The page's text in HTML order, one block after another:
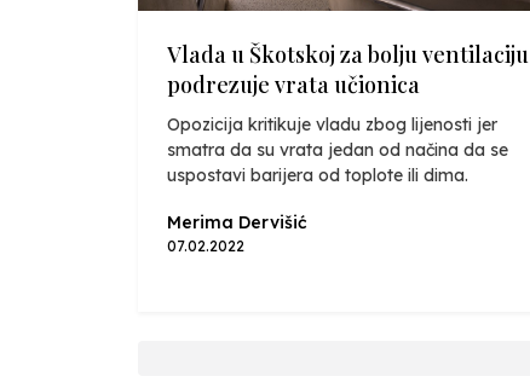
Vlada u Škotskoj za bolju ventilaciju
podrezuje vrata učionica
Opozicija kritikuje vladu zbog lijenosti jer
smatra da su vrata jedan od načina da se
uspostavi barijera od toplote ili dima.
Merima Dervišić
07.02.2022